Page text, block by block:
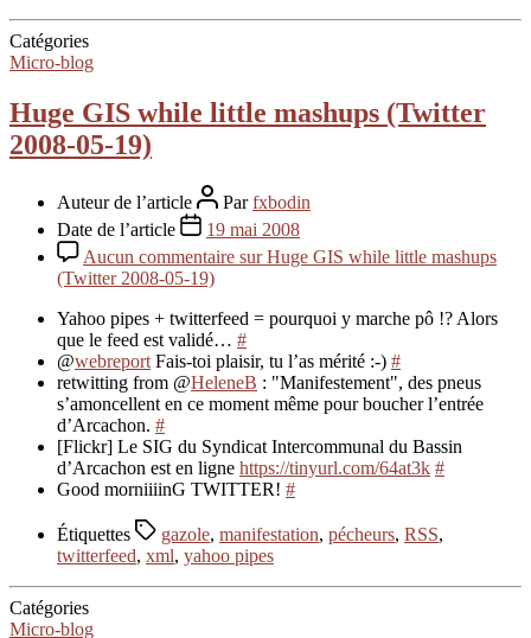
Catégories
Micro-blog
Huge GIS while little mashups (Twitter
2008-05-19)
Auteur de l’article Parfxbodin
Date de l’article
19 mai 2008
Aucun commentaire sur Huge GIS while little mashups
(Twitter 2008-05-19)
Yahoo pipes + twitterfeed = pourquoi y marche pô !? Alors
que le feed est validé… #
@webreport Fais-toi plaisir, tu l’as mérité :-) #
retwitting from @HeleneB : "Manifestement", des pneus
s’amoncellent en ce moment même pour boucher l’entrée
d’Arcachon. #
[Flickr] Le SIG du Syndicat Intercommunal du Bassin
d’Arcachon est en ligne https://tinyurl.com/64at3k #
Good morniiiinG TWITTER! #
Étiquettes gazole, manifestation, pécheurs, RSS,
twitterfeed, xml, yahoo pipes
Catégories
Micro-blog